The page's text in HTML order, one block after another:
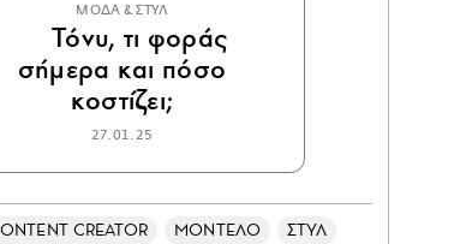
ΜΟΔΑ & ΣΤΥΛ
Τόνυ, τι φοράς
σήμερα και πόσο
κοστίζει;
27.01.25
CREATOR ΜΟΝΤΕΛΟ ΣΤΥΛ